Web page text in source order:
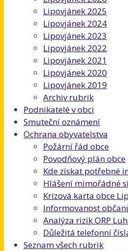
Lipovjánek 2025
Lipovjánek 2024
Lipovjánek 2023
Lipovjánek 2022
Lipovjánek 2021
Lipovjánek 2020
Lipovjánek 2019
Archiv rubrik
Podnikatelé v obci
Smuteční oznámení
Ochrana obyvatelstva
Požární řád obce
Povodňový plán obce
Kde získat potřebné
Hlášení mimořádné
Krizová karta obce
Informovanost
Analýza rizik ORP
Důležitá telefonní
Seznam všech rubrik